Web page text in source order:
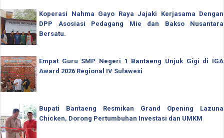
Koperasi Nahma Gayo Raya Jajaki Kerjasama Dengan
DPP Asosiasi Pedagang Mie dan Bakso Nusantara
Bersatu.
Empat Guru SMP Negeri 1 Bantaeng Unjuk Gigi di IGA
Award 2026 Regional IV Sulawesi
Bupati Bantaeng Resmikan Grand Opening Lazuna
Chicken, Dorong Pertumbuhan Investasi dan UMKM